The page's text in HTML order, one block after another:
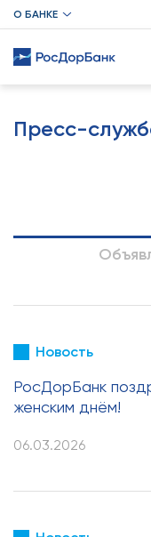
О БАНКЕ
Пресс-
Новость
РосДорБанк
женским днём!
06.03.2026